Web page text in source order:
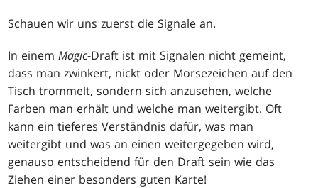
Schauen wir uns zuerst die Signale an.
In einemMagic-Draft ist mit Signalen nicht gemeint,
dass man zwinkert, nickt oder Morsezeichen auf den
Tisch trommelt, sondern sich anzusehen, welche
Farben man erhält und welche man weitergibt. Oft
kann ein tieferes Verständnis dafür, was man
weitergibt und was an einen weitergegeben wird,
genauso entscheidend für den Draft sein wie das
Ziehen einer besonders guten Karte!